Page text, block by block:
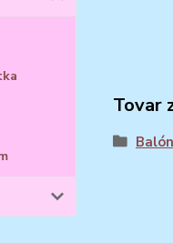
Tovar